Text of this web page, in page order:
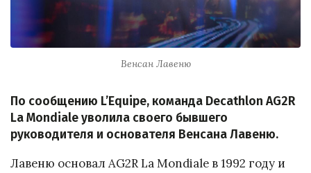
Венсан Лавеню
По сообщению L’Equipe, команда Decathlon AG2R
La Mondiale уволила своего бывшего
руководителя и основателя Венсана Лавеню.
Лавеню основал AG2R La Mondiale в 1992 году и